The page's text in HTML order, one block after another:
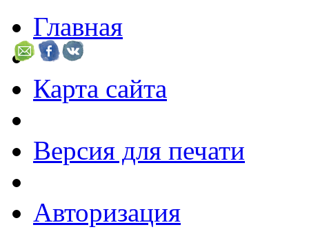
Главная
Карта сайта
Версия для печати
Авторизация